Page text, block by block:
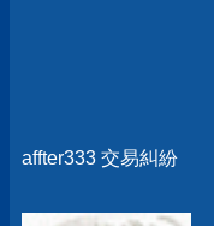
affter333 交易糾紛